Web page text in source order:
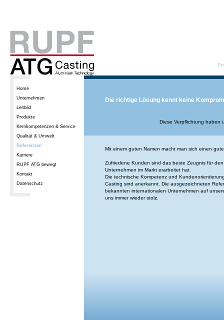
Home
Unternehmen
Leitbild
Produkte
Kernkompetenzen & Service
Qualität & Umwelt
Referenzen
Karriere
RUPF ATG bewegt
Kontakt
Datenschutz
Die richtige Lösung kennt keine
Diese Verpflichtung haben
Mit einem guten Namen macht man sich einen
Zufriedene Kunden sind das beste Zeugnis für
Unternehmen im Markt erarbeitet hat.
Die technische Kompetenz und
Casting sind anerkannt. Die ausgezeichneten
bekannten internationalen Unternehmen auf
uns immer wieder stolz.